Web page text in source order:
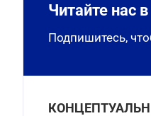
Читайте нас
Подпишитесь,